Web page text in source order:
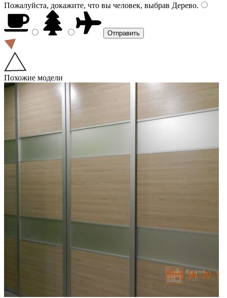
Пожалуйста, докажите, что вы человек, выбрав Дерево.
Похожие модели